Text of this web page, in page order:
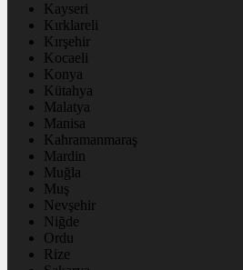
Kayseri
Kırklareli
Kırşehir
Kocaeli
Konya
Kütahya
Malatya
Manisa
Kahramanmaraş
Mardin
Muğla
Muş
Nevşehir
Niğde
Ordu
Rize